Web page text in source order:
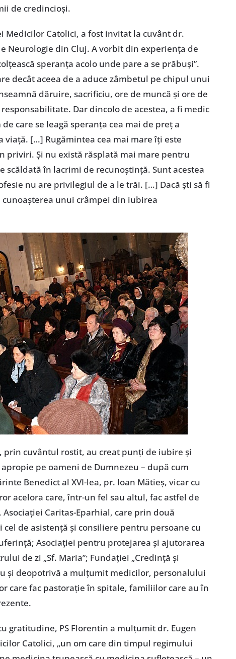
de credincioşi.
Medicilor Catolici, a fost invitat la cuvânt dr.
Neurologie din Cluj. A vorbit din experienţa de
speranţa acolo unde pare a se prăbuşi”.
decât aceea de a aduce zâmbetul pe chipul unui
dăruire, sacrificiu, ore de muncă şi ore de
Dar dincolo de acestea, a fi medic
care se leagă speranţa cea mai de preţ a
viaţă. […] Rugămintea cea mai mare îţi este
priviri. Şi nu există răsplată mai mare pentru
scăldată în lacrimi de recunoştinţă. Sunt acestea
nu are privilegiul de a le trăi. […] Dacă şti să fi
unui crâmpei din iubirea
cuvântul rostit, au creat punţi de iubire şi
pe oameni de Dumnezeu – după cum
Benedict al XVI-lea, pr. Ioan Mătieş, vicar cu
acelora care, într-un fel sau altul, fac astfel de
Caritas-Eparhial, care prin două
de asistenţă şi consiliere pentru persoane cu
Asociaţiei pentru protejarea şi ajutorarea
de zi „Sf. Maria”; Fundaţiei „Credinţă şi
şi deopotrivă a mulţumit medicilor, personalului
care fac pastoraţie în spitale, familiilor care au în
gratitudine, PS Florentin a mulţumit dr. Eugen
Catolici, „un om care din timpul regimului